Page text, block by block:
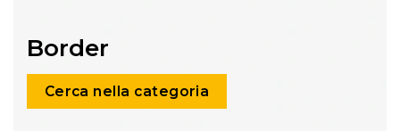
Border
Cerca nella categoria